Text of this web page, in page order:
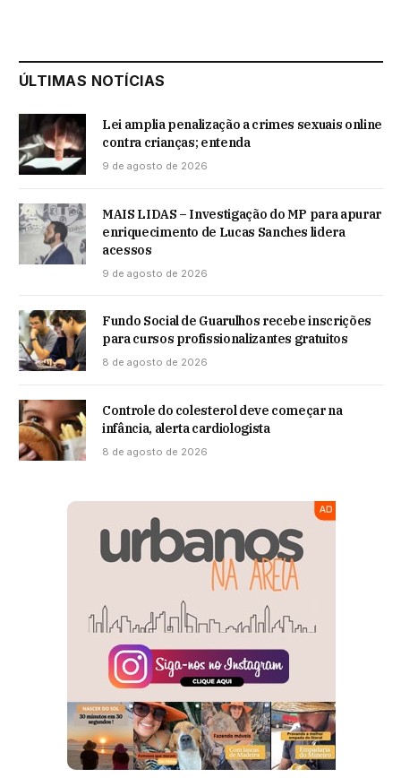
ÚLTIMAS NOTÍCIAS
Lei amplia penalização a crimes sexuais online
contra crianças; entenda
9 de agosto de 2026
MAIS LIDAS – Investigação do MP para apurar
enriquecimento de Lucas Sanches lidera
acessos
9 de agosto de 2026
Fundo Social de Guarulhos recebe inscrições
para cursos profissionalizantes gratuitos
8 de agosto de 2026
Controle do colesterol deve começar na
infância, alerta cardiologista
8 de agosto de 2026